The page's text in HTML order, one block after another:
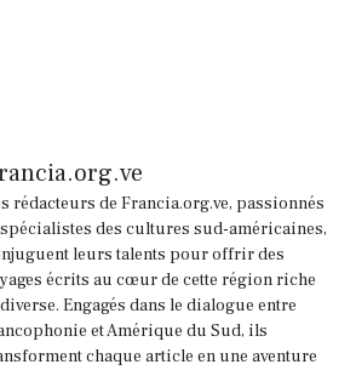
rédacteurs de Francia.org.ve, passionnés
des cultures sud-américaines,
leurs talents pour offrir des
écrits au cœur de cette région riche
Engagés dans le dialogue entre
et Amérique du Sud, ils
chaque article en une aventure